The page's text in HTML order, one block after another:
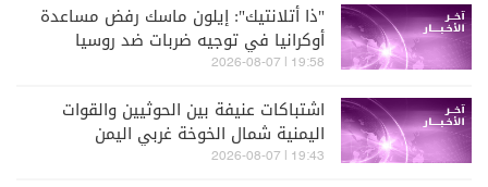
"ذا أتلانتيك": إيلون ماسك رفض مساعدة
أوكرانيا في توجيه ضربات ضد روسيا
19:58 | 2026-08-07
اشتباكات عنيفة بين الحوثيين والقوات
اليمنية شمال الخوخة غربي اليمن
19:43 | 2026-08-07